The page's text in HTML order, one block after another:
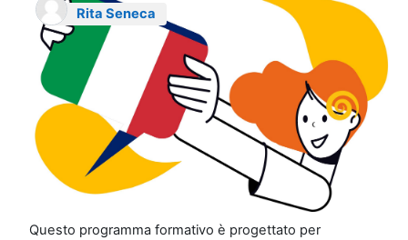
Rita Seneca
Questo programma formativo è progettato per